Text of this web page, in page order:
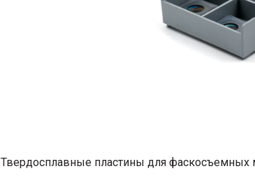
Перчатки и фартуки
Твердосплавные пластины для